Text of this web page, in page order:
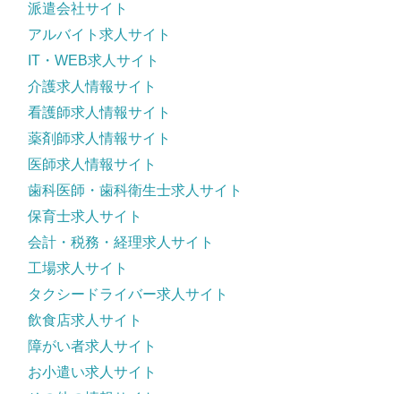
派遣会社サイト
アルバイト求人サイト
IT・WEB求人サイト
介護求人情報サイト
看護師求人情報サイト
薬剤師求人情報サイト
医師求人情報サイト
歯科医師・歯科衛生士求人サイト
保育士求人サイト
会計・税務・経理求人サイト
工場求人サイト
タクシードライバー求人サイト
飲食店求人サイト
障がい者求人サイト
お小遣い求人サイト